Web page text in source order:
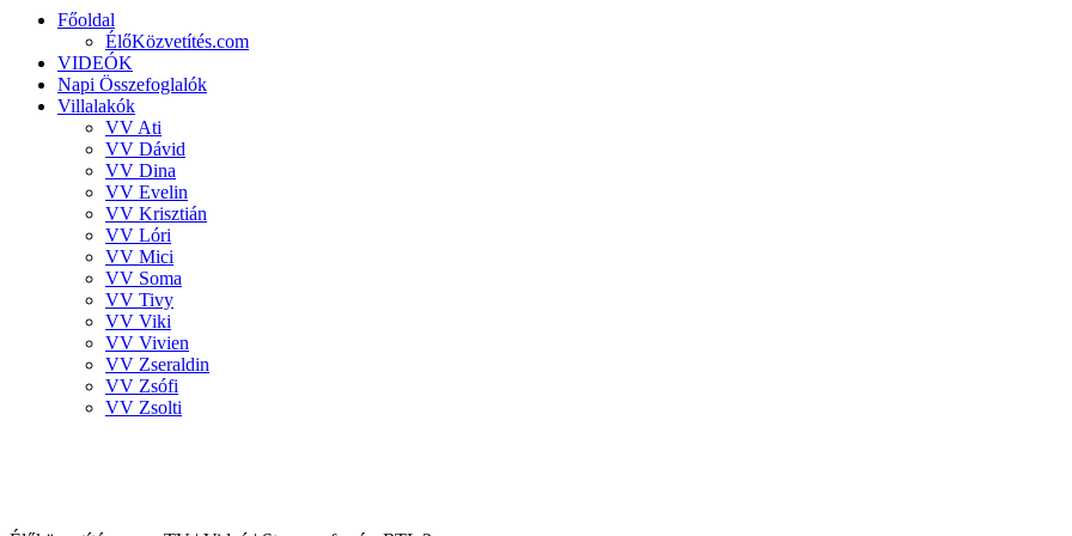
Főoldal
ÉlőKözvetítés.com
VIDEÓK
Napi Összefoglalók
Villalakók
VV Ati
VV Dávid
VV Dina
VV Evelin
VV Krisztián
VV Lóri
VV Mici
VV Soma
VV Tivy
VV Viki
VV Vivien
VV Zseraldin
VV Zsófi
VV Zsolti